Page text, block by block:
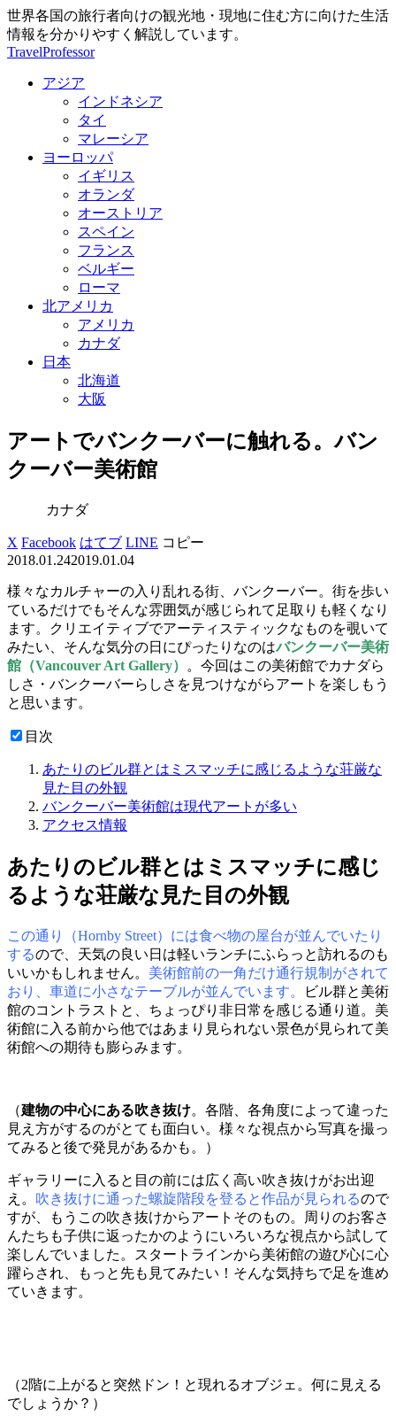
世界各国の旅行者向けの観光地・現地に住む方に向けた生活
情報を分かりやすく解説しています。
TravelProfessor
アジア
インドネシア
タイ
マレーシア
ヨーロッパ
イギリス
オランダ
オーストリア
スペイン
フランス
ベルギー
ローマ
北アメリカ
アメリカ
カナダ
日本
北海道
大阪
アートでバンクーバーに触れる。バン
クーバー美術館
カナダ
X Facebook はてブ LINE コピー
2018.01.242019.01.04
様々なカルチャーの入り乱れる街、バンクーバー。街を歩い
ているだけでもそんな雰囲気が感じられて足取りも軽くなり
ます。クリエイティブでアーティスティックなものを覗いて
みたい、そんな気分の日にぴったりなのはバンクーバー美術
館（Vancouver Art Gallery）
。今回はこの美術館でカナダら
しさ・バンクーバーらしさを見つけながらアートを楽しもう
と思います。
目次
あたりのビル群とはミスマッチに感じるような荘厳な
見た目の外観
バンクーバー美術館は現代アートが多い
アクセス情報
あたりのビル群とはミスマッチに感じ
るような荘厳な見た目の外観
この通り（Hornby Street）には食べ物の屋台が並んでいたり
するので、天気の良い日は軽いランチにふらっと訪れるのも
いいかもしれません。 美術館前の一角だけ通行規制がされて
おり、車道に小さなテーブルが並んでいます。
ビル群と美術
館のコントラストと、ちょっぴり非日常を感じる通り道。美
術館に入る前から他ではあまり見られない景色が見られて美
術館への期待も膨らみます。
（建物の中心にある吹き抜け。各階、各角度によって違った
見え方がするのがとても面白い。様々な視点から写真を撮っ
てみると後で発見があるかも。）
ギャラリーに入ると目の前には広く高い吹き抜けがお出迎
え。 吹き抜けに通った螺旋階段を登ると作品が見られるので
すが、もうこの吹き抜けからアートそのもの。周りのお客さ
んたちも子供に返ったかのようにいろいろな視点から試して
楽しんでいました。スタートラインから美術館の遊び心に心
躍らされ、もっと先も見てみたい！そんな気持ちで足を進め
ていきます。
（2階に上がると突然ドン！と現れるオブジェ。何に見える
でしょうか？）